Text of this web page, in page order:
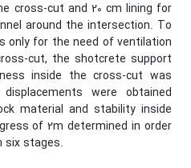
cross-cut and 20 cm lining for
around the intersection. To
only for the need of ventilation
cut, the shotcrete support
inside the cross-cut was
were obtained
material and stability inside
of 2m determined in order
six stages.